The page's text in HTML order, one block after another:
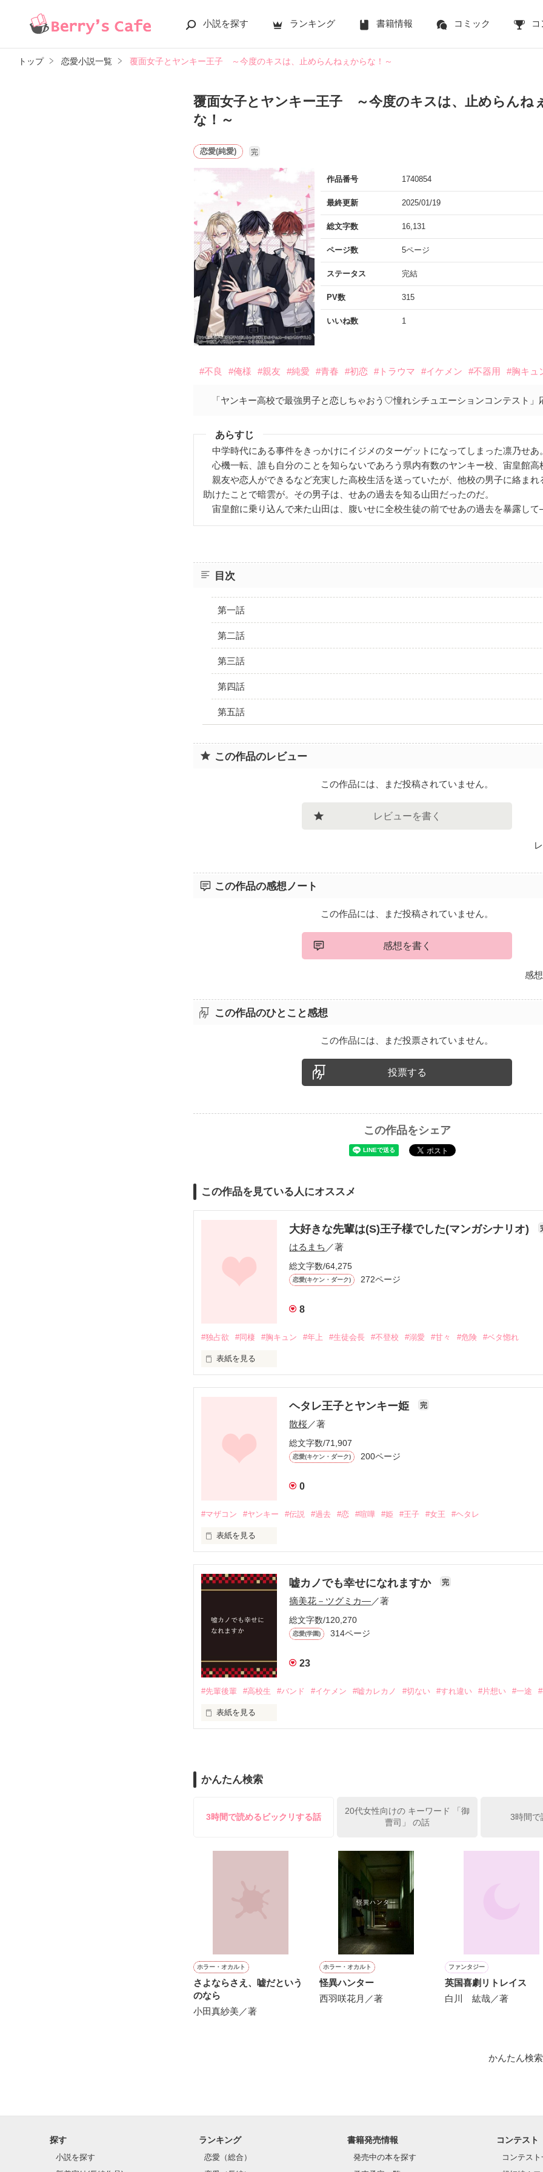
小説を探す ランキング 書籍情報 コミック
トップ 恋愛小説一覧 覆面女子とヤンキー王子 ～今度のキスは、止めらんねぇからな！～
覆面女子とヤンキー王子 ～今度のキスは、止めらんね
な！～
恋愛(純愛) 完
作品番号 1740854
最終更新 2025/01/19
総文字数 16,131
ページ数 5ページ
ステータス 完結
PV数 315
いいね数 1
#不良 #俺様 #親友 #純愛 #青春 #初恋 #トラウマ #イケメン #不器用 #胸キュ
「ヤンキー高校で最強男子と恋しちゃおう♡憧れシチュエーションコンテスト」
あらすじ
中学時代にある事件をきっかけにイジメのターゲットになってしまった凛乃せあ
心機一転、誰も自分のことを知らないであろう県内有数のヤンキー校、宙皇館高
親友や恋人ができるなど充実した高校生活を送っていたが、他校の男子に絡まれ
助けたことで暗雲が。その男子は、せあの過去を知る山田だったのだ。
宙皇館に乗り込んで来た山田は、腹いせに全校生徒の前でせあの過去を暴露し
目次
第一話
第二話
第三話
第四話
第五話
この作品のレビュー
この作品には、まだ投稿されていません。
レビューを書く
この作品の感想ノート
この作品には、まだ投稿されていません。
感想を書く
感
この作品のひとこと感想
この作品には、まだ投票されていません。
投票する
この作品をシェア
この作品を見ている人にオススメ
大好きな先輩は(S)王子様でした(マンガシナリオ)
はるまち ／著
総文字数/64,275
恋愛(キケン・ダーク) 272ページ
8
#独占欲 #同棲 #胸キュン #年上 #生徒会長 #不登校 #溺愛 #甘々 #危険 #ベタ惚れ
表紙を見る
ヘタレ王子とヤンキー姫 完
散桜／著
総文字数/71,907
恋愛(キケン・ダーク) 200ページ
0
#マザコン #ヤンキー #伝説 #過去 #恋 #喧嘩 #姫 #王子 #女王 #ヘタレ
表紙を見る
ヘタレ王子
      ×
「どこにいても、お前が呼べば駆け付ける。」
ヤンキー姫
前回執筆中に間違えて消してしまいましたが、やっぱり書きたかったので復活させま
嘘カノでも幸せになれますか 完
摘美花－ツグミカ―／著
総文字数/120,270
恋愛(学園) 314ページ
23
#先輩後輩 #高校生 #バンド #イケメン #嘘カレカノ #切ない #すれ違い #片想い #一途
表紙を見る
高校2年　宮野 暖（ミヤノ　ダン）
緊張してしまう性格の柚葉。
暖が提案した嘘から始まる恋の行く末は・・・
「いいか、良く聞け。一度しか言わないからな。
俺は柚葉のことが好きなんだよ」
暖に告白されても
2022.1.3完結
かんたん検索
3時間で読めるビックリする話
20代女性向けの キーワード 「御
曹司」 の話
3時間で
ホラー・オカルト
さよならさえ、嘘だという
のなら
小田真紗美／著
ホラー・オカルト
怪異ハンター
西羽咲花月／著
ファンタジー
英国喜劇リトレイス
白川 紘哉／著
かんたん検
探す
小説を探す
ランキング
恋愛（総合）
書籍発売情報
発売中の本を探す
コンテスト
コンテス